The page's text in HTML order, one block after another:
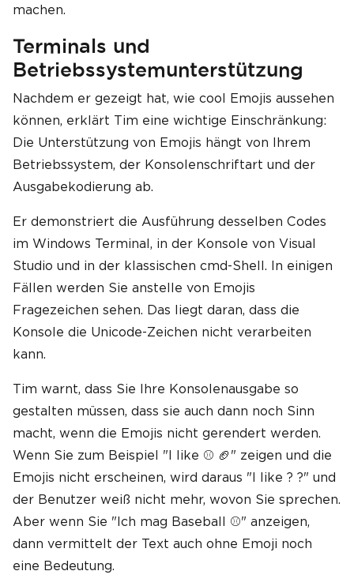
machen.
Terminals und
Betriebssystemunterstützung
Nachdem er gezeigt hat, wie cool Emojis aussehen
können, erklärt Tim eine wichtige Einschränkung:
Die Unterstützung von Emojis hängt von Ihrem
Betriebssystem, der Konsolenschriftart und der
Ausgabekodierung ab.
Er demonstriert die Ausführung desselben Codes
im Windows Terminal, in der Konsole von Visual
Studio und in der klassischen cmd-Shell. In einigen
Fällen werden Sie anstelle von Emojis
Fragezeichen sehen. Das liegt daran, dass die
Konsole die Unicode-Zeichen nicht verarbeiten
kann.
Tim warnt, dass Sie Ihre Konsolenausgabe so
gestalten müssen, dass sie auch dann noch Sinn
macht, wenn die Emojis nicht gerendert werden.
Wenn Sie zum Beispiel "I like ⚾ 🏈" zeigen und die
Emojis nicht erscheinen, wird daraus "I like ? ?" und
der Benutzer weiß nicht mehr, wovon Sie sprechen.
Aber wenn Sie "Ich mag Baseball ⚾" anzeigen,
dann vermittelt der Text auch ohne Emoji noch
eine Bedeutung.